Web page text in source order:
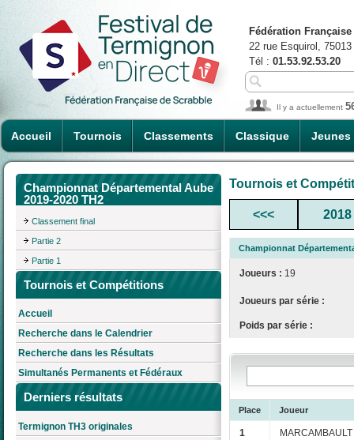
Accueil Tournois Classements Classique Jeunes
Fédération
22 rue Esquirol,
Tél : 01.53.92.53.20
Il y a actuellement
Championnat Départemental Aube
2019-2020 TH2
Classement final
Partie 2
Partie 1
Tournois et Compétitions
Accueil
Recherche dans le Calendrier
Recherche dans les Résultats
Simultanés Permanents et Fédéraux
Derniers résultats
Termignon TH3 originales
Tournois et
<<< 2018
Championnat
Joueurs : 19
Joueurs par série :
Poids par série :
Place Joueur
1